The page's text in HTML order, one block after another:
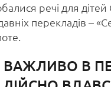
речі для
перекладів –
В